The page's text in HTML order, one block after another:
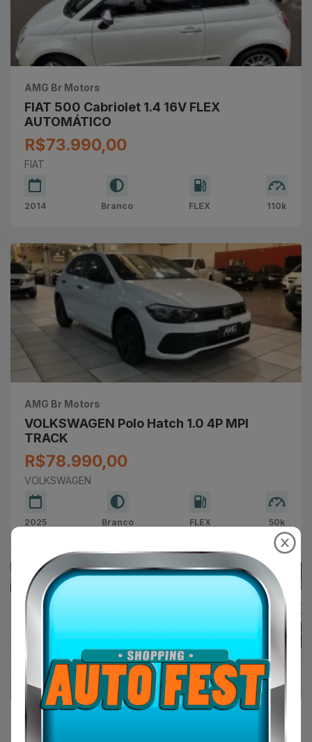
AMG Br Motors
FIAT 500 Cabriolet 1.4 16V FLEX
AUTOMÁTICO
R$73.990,00
FIAT
2014 Branco FLEX 110k
AMG Br Motors
VOLKSWAGEN Polo Hatch 1.0 4P MPI
TRACK
R$78.990,00
VOLKSWAGEN
2025 Branco FLEX 50k
AMG Br Motors